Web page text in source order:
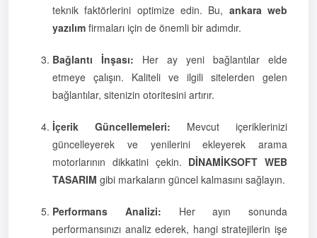
teknik faktörlerini optimize edin. Bu, ankara web
yazılım firmaları için de önemli bir adımdır.
Bağlantı İnşası: Her ay yeni bağlantılar elde
etmeye çalışın. Kaliteli ve ilgili sitelerden gelen
bağlantılar, sitenizin otoritesini artırır.
İçerik Güncellemeleri: Mevcut içeriklerinizi
güncelleyerek ve yenilerini ekleyerek arama
motorlarının dikkatini çekin. DİNAMİKSOFT WEB
TASARIM gibi markaların güncel kalmasını sağlayın.
Performans Analizi: Her ayın sonunda
performansınızı analiz ederek, hangi stratejilerin işe